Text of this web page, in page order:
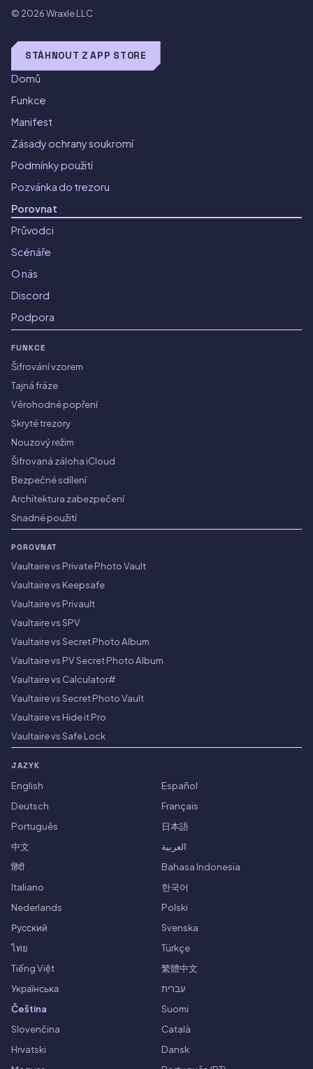
© 2026Wraxle LLC
STÁHNOUT Z APP STORE
Domů
Funkce
Manifest
Zásady ochrany soukromí
Podmínky použití
Pozvánka do trezoru
Porovnat
Průvodci
Scénáře
O nás
Discord
Podpora
FUNKCE
Šifrování vzorem
Tajná fráze
Věrohodné popření
Skryté trezory
Nouzový režim
Šifrovaná záloha iCloud
Bezpečné sdílení
Architektura zabezpečení
Snadné použití
POROVNAT
Vaultaire vs Private Photo Vault
Vaultaire vs Keepsafe
Vaultaire vs Privault
Vaultaire vs SPV
Vaultaire vs Secret Photo Album
Vaultaire vs PV Secret Photo Album
Vaultaire vs Calculator#
Vaultaire vs Secret Photo Vault
Vaultaire vs Hide it Pro
Vaultaire vs Safe Lock
JAZYK
English
Español
Deutsch
Français
Português
日本語
中文
العربية
हिंदी
Bahasa Indonesia
Italiano
한국어
Nederlands
Polski
Русский
Svenska
ไทย
Türkçe
Tiếng Việt
繁體中文
Українська
עברית
Čeština
Suomi
Slovenčina
Català
Hrvatski
Dansk